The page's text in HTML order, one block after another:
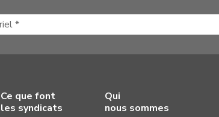
Ce que font
les syndicats
Qui
nous sommes